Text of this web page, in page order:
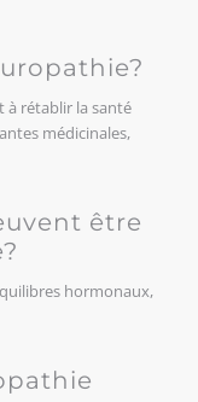
à rétablir la santé
médicinales,
être
hormonaux,